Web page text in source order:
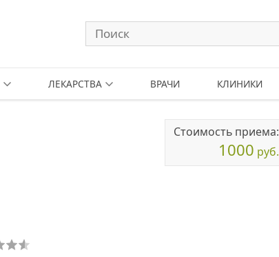
ЛЕКАРСТВА ВРАЧИ КЛИНИКИ
Стоимость приема:
1000 руб.